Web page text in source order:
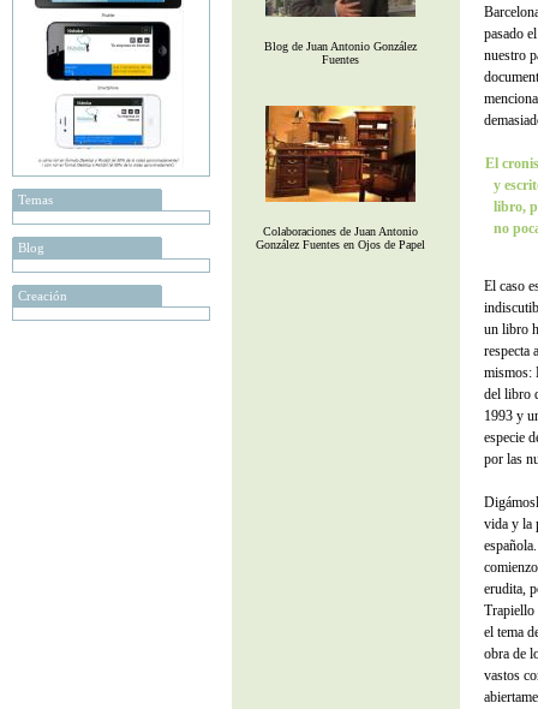
Temas
Blog
Creación
Blog de Juan Antonio González
Fuentes
Colaboraciones de Juan Antonio
González Fuentes en Ojos de Papel
pasado
nuestro
El
y
libro,
no
El caso
un libro
respecta
mismos:
del libro
1993 y
especie
por las
vida y la
erudita,
Trapiello
el tema
obra de
vastos